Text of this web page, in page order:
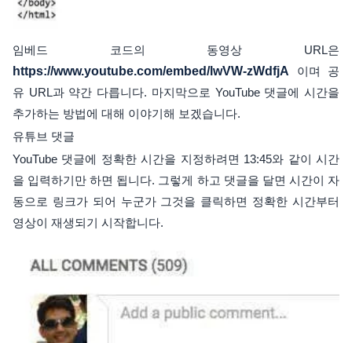
임베드 코드의 동영상 URL은
https://www.youtube.com/embed/lwVW-zWdfjA 이며 공
유 URL과 약간 다릅니다. 마지막으로 YouTube 댓글에 시간을
추가하는 방법에 대해 이야기해 보겠습니다.
유튜브 댓글
YouTube 댓글에 정확한 시간을 지정하려면 13:45와 같이 시간
을 입력하기만 하면 됩니다. 그렇게 하고 댓글을 달면 시간이 자
동으로 링크가 되어 누군가 그것을 클릭하면 정확한 시간부터
영상이 재생되기 시작합니다.